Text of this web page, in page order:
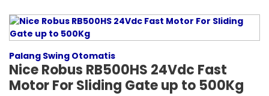
Palang Swing Otomatis
Nice Robus RB500HS 24Vdc Fast
Motor For Sliding Gate up to 500Kg